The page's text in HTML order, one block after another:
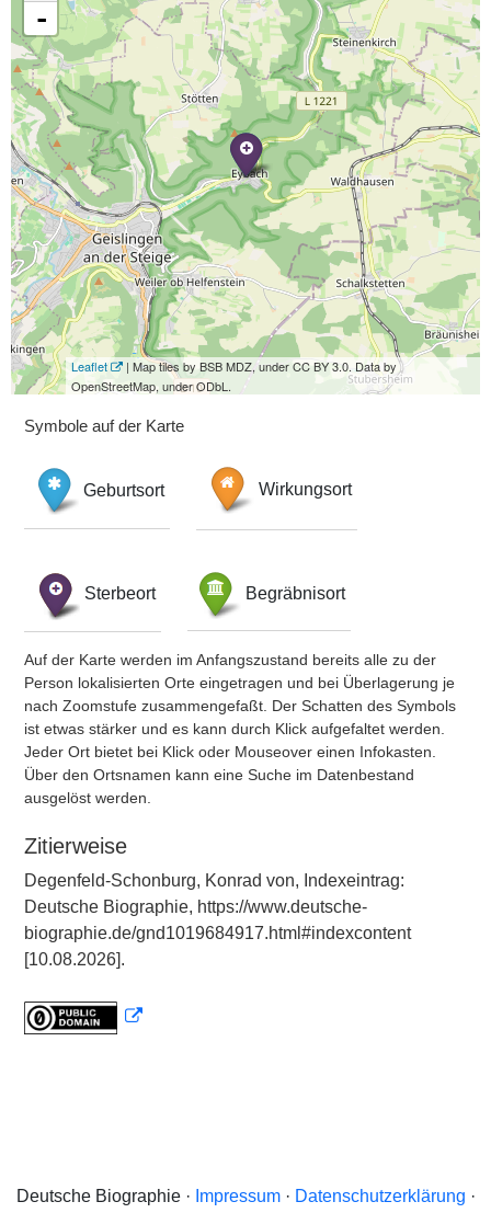
-
Leaflet
| Map tiles by BSB MDZ, under CC BY 3.0. Data by
OpenStreetMap, under ODbL.
Symbole auf der Karte
Geburtsort Wirkungsort
Sterbeort Begräbnisort
Auf der Karte werden im Anfangszustand bereits alle zu der
Person lokalisierten Orte eingetragen und bei Überlagerung je
nach Zoomstufe zusammengefaßt. Der Schatten des Symbols
ist etwas stärker und es kann durch Klick aufgefaltet werden.
Jeder Ort bietet bei Klick oder Mouseover einen Infokasten.
Über den Ortsnamen kann eine Suche im Datenbestand
ausgelöst werden.
Zitierweise
Degenfeld-Schonburg, Konrad von, Indexeintrag:
Deutsche Biographie, https://www.deutsche-
biographie.de/gnd1019684917.html#indexcontent
[10.08.2026].
Deutsche Biographie · Impressum· Datenschutzerklärung ·